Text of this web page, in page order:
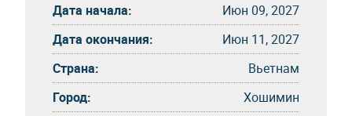
Дата начала:
Июн 09, 2027
Дата окончания:
Июн 11, 2027
Страна:
Вьетнам
Город:
Хошимин